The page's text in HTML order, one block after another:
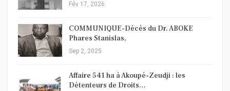
Fév 17, 2026
COMMUNIQUE-Décès du Dr. ABOKE
Phares Stanislas,
Sep 2, 2025
Affaire 541 ha à Akoupé-Zeudji : les
Détenteurs de Droits…